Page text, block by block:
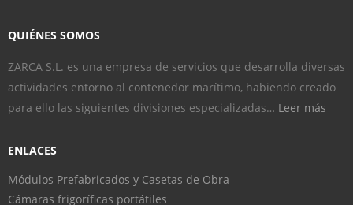
QUIÉNES SOMOS
ZARCA S.L. es una empresa de servicios que desarrolla diversas
actividades entorno al contenedor marítimo, habiendo creado
para ello las siguientes divisiones especializadas… Leer más
ENLACES
Módulos Prefabricados y Casetas de Obra
Cámaras frigoríficas portátiles